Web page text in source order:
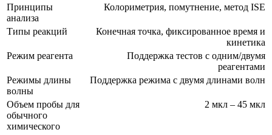
Принципы
анализа
Колориметрия, помутнение, метод ISE
Типы реакций
Конечная точка, фиксированное время и
кинетика
Режим реагента
Поддержка тестов с одним/двумя
реагентами
Режимы длины
волны
Поддержка режима с двумя длинами волн
Объем пробы для
обычного
химического
2 мкл – 45 мкл